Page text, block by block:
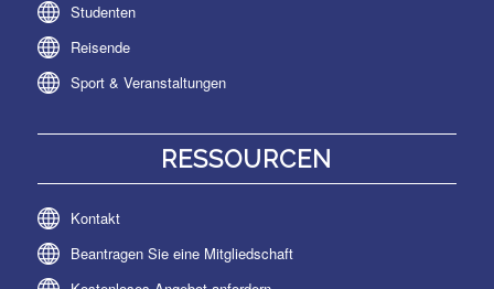
Studenten
Reisende
Sport & Veranstaltungen
RESSOURCEN
Kontakt
Beantragen Sie eine Mitgliedschaft